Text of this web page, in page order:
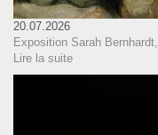
20.07.2026
Exposition Sarah
Lire la suite